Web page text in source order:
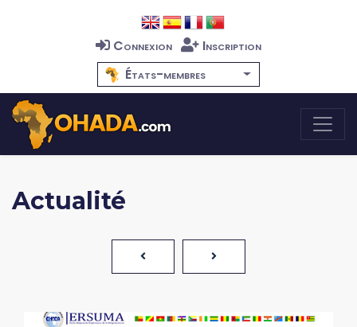
Connexion
Inscription
États-membres
Actualité